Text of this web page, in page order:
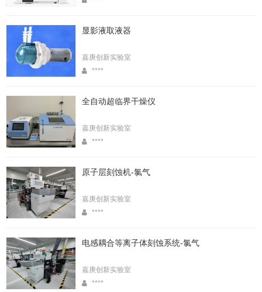
显影液取液器
嘉庚创新实验室
****
全自动超临界干燥仪
嘉庚创新实验室
****
原子层刻蚀机-氯气
嘉庚创新实验室
****
电感耦合等离子体刻蚀系统-氯气
嘉庚创新实验室
****